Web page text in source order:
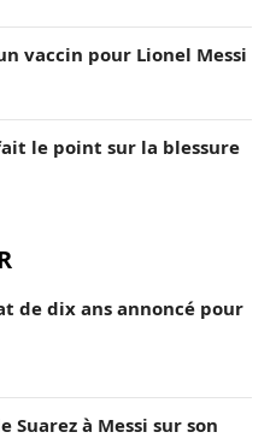
vaccin pour Lionel Messi
le point sur la blessure
de dix ans annoncé pour
Suarez à Messi sur son